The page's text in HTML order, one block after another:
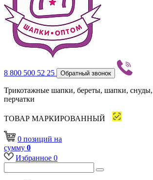
8 800 500 52 25 Обратный звонок
Трикотажные шапки, береты, шапки,
перчатки
ТОВАР МАРКИРОВАННЫЙ
0 позиций на
сумму 0
Избранное 0